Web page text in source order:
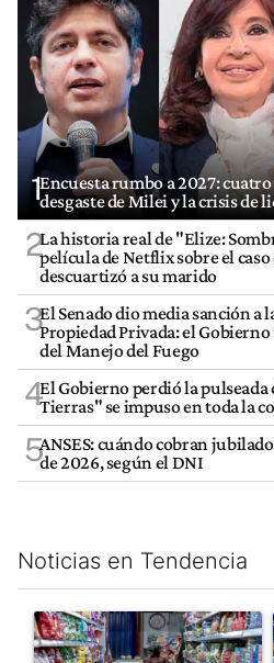
1Encuesta rumbo a 2027:
desgaste de Milei y la crisis de
2La historia real de "Elize:
película de Netflix sobre el caso
descuartizó a su marido
3El Senado dio media sanción a
Propiedad Privada: el
del Manejo del Fuego
4El Gobierno perdió la pulseada
Tierras" se impuso en toda la
5ANSES: cuándo cobran
de 2026, según el DNI
Noticias en Tendencia
Este listado muestra los artículos
Un artículo de tendencia con el